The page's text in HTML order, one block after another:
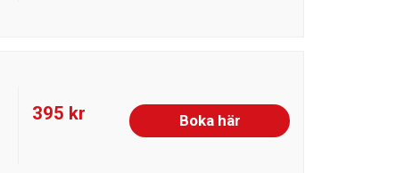
395 kr Boka här